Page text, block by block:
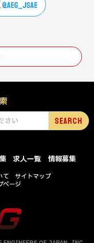
求人一覧
情報募集
て
サイトマップ
ページ